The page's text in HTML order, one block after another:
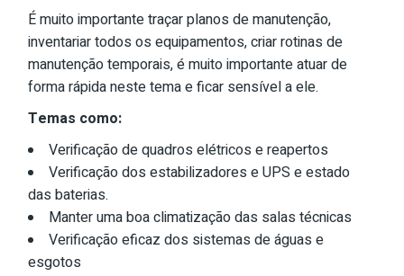
É muito importante traçar planos de manutenção,
inventariar todos os equipamentos, criar rotinas de
manutenção temporais, é muito importante atuar de
forma rápida neste tema e ficar sensível a ele.
Temas como:
Verificação de quadros elétricos e reapertos
Verificação dos estabilizadores e UPS e estado
das baterias.
Manter uma boa climatização das salas técnicas
Verificação eficaz dos sistemas de águas e
esgotos